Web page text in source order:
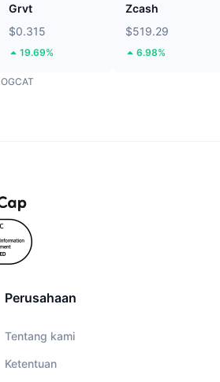
Grvt
$0.315
19.69%
Zcash
$519.29
6.98%
OGCAT
Perusahaan
Tentang kami
Ketentuan